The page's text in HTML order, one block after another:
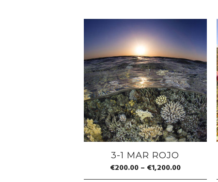
3-1 MAR ROJO
€200.00– €1,200.00